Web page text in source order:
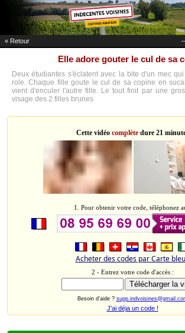
« Retour
Elle adore gouter le cul de sa
Deux étudiantes s'éclatent avec la bite d'un mec
role. Chaque fille goute le cul de sa copine en
vient d'enculer l'autre fille. Le tout finit par une
visage des 2 filles brunes
Cette vidéo complètedure 21
1. Pour obtenir votre code, téléphonez
Acheter des codes par Carte
2 - Entrez votre code d'accès :
Besoin d'aide ?
J'ai déja un code !